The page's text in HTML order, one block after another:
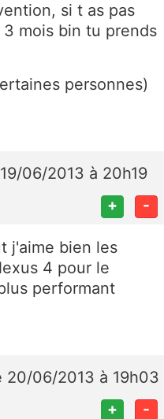
si t as pas
mois bin tu prends
personnes)
06/2013 à 20h19
+ -
j'aime bien les
4 pour le
performant
20/06/2013 à 19h03
+ -